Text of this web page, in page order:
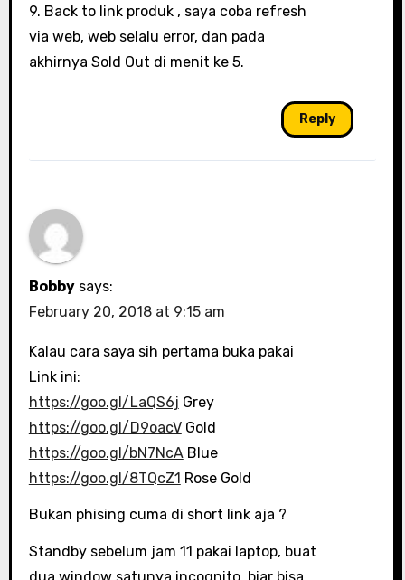
9. Back to link produk , saya coba refresh
via web, web selalu error, dan pada
akhirnya Sold Out di menit ke 5.
Reply
Bobby says:
February 20, 2018 at 9:15 am
Kalau cara saya sih pertama buka pakai
Link ini:
https://goo.gl/LaQS6j Grey
https://goo.gl/D9oacVGold
https://goo.gl/bN7NcA Blue
https://goo.gl/8TQcZ1 Rose Gold
Bukan phising cuma di short link aja ?
Standby sebelum jam 11 pakai laptop, buat